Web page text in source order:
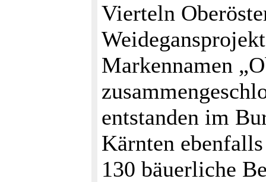
Vierteln
Markennamen
entstanden im
Kärnten
130 bäuerliche